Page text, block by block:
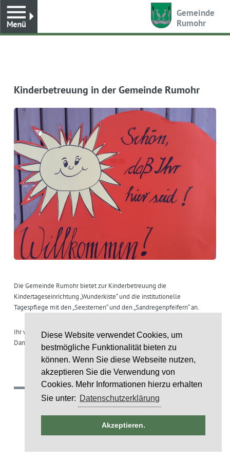
Diese Website verwendet Cookies, um
bestmögliche Funktionalität bieten zu
können. Wenn Sie diese Webseite nutzen,
akzeptieren Sie die Verwendung von
Cookies. Mehr Informationen hierzu erhalten
Sie unter: Datenschutzerklärung
Akzeptieren.
Gemeinde
Rumohr
Kinderbetreuung in der Gemeinde Rumohr
Die Gemeinde Rumohr bietet zur Kinderbetreuung die
Kindertageseinrichtung „Wunderkiste“ und die institutionelle
Tagespflege mit den „Seesternen“ und den „Sandregenpfeifern“ an.
Ihr wollt mehr erfahren?
Dann folgt diesem Wegweiser. Er zeigt euch, wo ihr was über uns findet!
(c) 2018 Gemeinde Rumohr.
Layoutcredit by HTML5 UP